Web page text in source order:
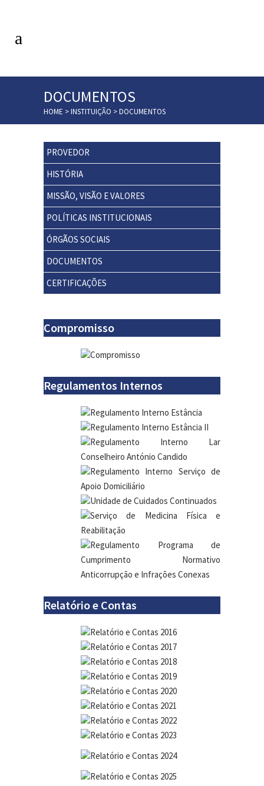
DOCUMENTOS
HOME >INSTITUIÇÃO >DOCUMENTOS
PROVEDOR
HISTÓRIA
MISSÃO, VISÃO E VALORES
POLÍTICAS INSTITUCIONAIS
ÓRGÃOS SOCIAIS
DOCUMENTOS
CERTIFICAÇÕES
Compromisso
Compromisso
Regulamentos Internos
Regulamento Interno Estância
Regulamento Interno Estância II
Regulamento Interno Lar
Conselheiro António Candido
Regulamento Interno Serviço de
Apoio Domiciliário
Unidade de Cuidados Continuados
Serviço de Medicina Física e
Reabilitação
Regulamento Programa de
Cumprimento Normativo
Anticorrupção e Infrações Conexas
Relatório e Contas
Relatório e Contas 2016
Relatório e Contas 2017
Relatório e Contas 2018
Relatório e Contas 2019
Relatório e Contas 2020
Relatório e Contas 2021
Relatório e Contas 2022
Relatório e Contas 2023
Relatório e Contas 2024
Relatório e Contas 2025